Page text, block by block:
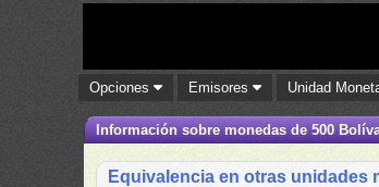
Opciones Emisores Unidad
Información sobre monedas de 500
Equivalencia en otras unidades